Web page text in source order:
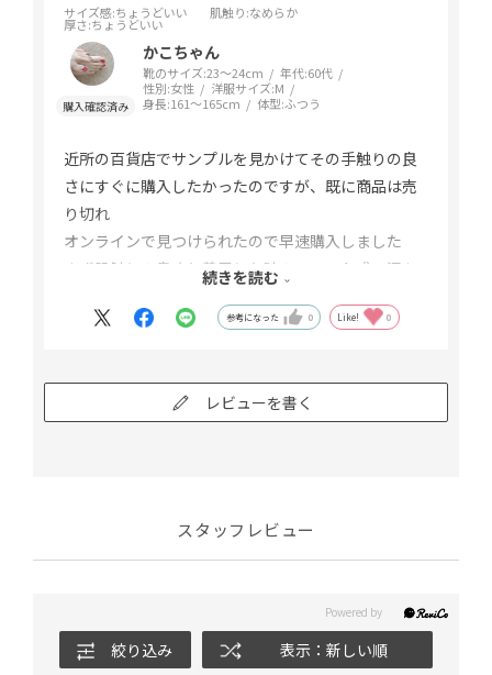
サイズ感:ちょうどいい 肌触り:なめらか
厚さ:ちょうどいい
かこちゃん
靴のサイズ:23～24cm 年代:60代
性別:女性 洋服サイズ:M
身長:161～165cm 体型:ふつう
近所の百貨店でサンプルを見かけてその手触りの良
さにすぐに購入したかったのですが、既に商品は売
り切れ
オンラインで見つけられたので早速購入しました
まず肌触りの良さと着用した時のフィット感、汗を
この夏リピート間違なしの運命ブラになりそうです
続きを読む
参考になった 0 Like! 0
レビューを書く
スタッフレビュー
絞り込み 表示：新しい順